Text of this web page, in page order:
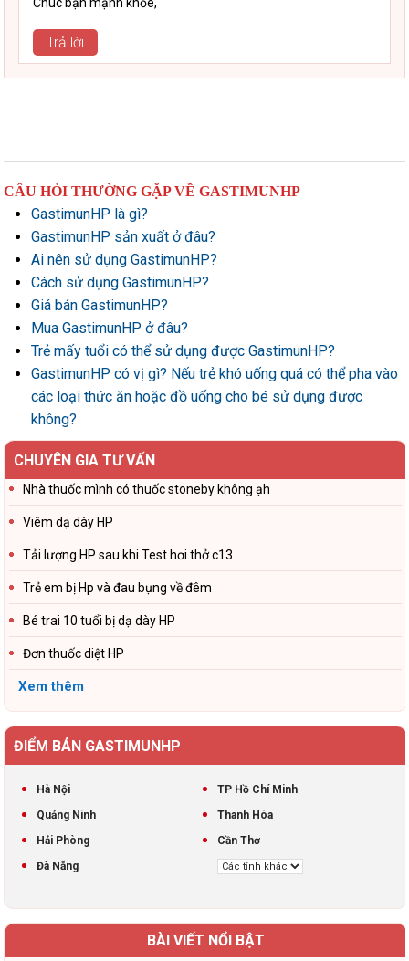
Trả lời
CÂU HỎI THƯỜNG GẶP VỀ GASTIMUNHP
GastimunHP là gì?
GastimunHP sản xuất ở đâu?
Ai nên sử dụng GastimunHP?
Cách sử dụng GastimunHP?
Giá bán GastimunHP?
Mua GastimunHP ở đâu?
Trẻ mấy tuổi có thể sử dụng được GastimunHP?
GastimunHP có vị gì? Nếu trẻ khó uống quá có thể pha vào
các loại thức ăn hoặc đồ uống cho bé sử dụng được
không?
CHUYÊN GIA TƯ VẤN
Nhà thuốc mình có thuốc stoneby không ạh
Viêm dạ dày HP
Tải lượng HP sau khi Test hơi thở c13
Trẻ em bị Hp và đau bụng về đêm
Bé trai 10 tuổi bị dạ dày HP
Đơn thuốc diệt HP
Xem thêm
ĐIỂM BÁN GASTIMUNHP
Hà Nội
TP Hồ Chí Minh
Quảng Ninh
Thanh Hóa
Hải Phòng
Cần Thơ
Đà Nẵng
BÀI VIẾT NỔI BẬT